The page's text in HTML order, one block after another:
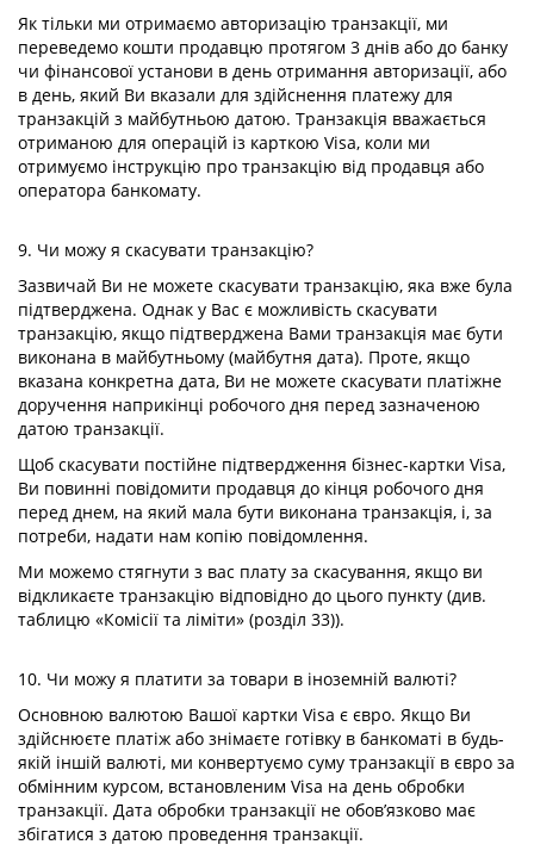
Як тільки ми отримаємо авторизацію транзакції, ми
переведемо кошти продавцю протягом 3 днів або до банку
чи фінансової установи в день отримання авторизації, або
в день, який Ви вказали для здійснення платежу для
транзакцій з майбутньою датою. Транзакція вважається
отриманою для операцій із карткою Visa, коли ми
отримуємо інструкцію про транзакцію від продавця або
оператора банкомату.
9. Чи можу я скасувати транзакцію?
Зазвичай Ви не можете скасувати транзакцію, яка вже була
підтверджена. Однак у Вас є можливість скасувати
транзакцію, якщо підтверджена Вами транзакція має бути
виконана в майбутньому (майбутня дата). Проте, якщо
вказана конкретна дата, Ви не можете скасувати платіжне
доручення наприкінці робочого дня перед зазначеною
датою транзакції.
Щоб скасувати постійне підтвердження бізнес-картки Visa,
Ви повинні повідомити продавця до кінця робочого дня
перед днем, на який мала бути виконана транзакція, і, за
потреби, надати нам копію повідомлення.
Ми можемо стягнути з вас плату за скасування, якщо ви
відкликаєте транзакцію відповідно до цього пункту (див.
таблицю «Комісії та ліміти» (розділ 33)).
10. Чи можу я платити за товари в іноземній валюті?
Основною валютою Вашої картки Visa є євро. Якщо Ви
здійснюєте платіж або знімаєте готівку в банкоматі в будь-
якій іншій валюті, ми конвертуємо суму транзакції в євро за
обмінним курсом, встановленим Visa на день обробки
транзакції. Дата обробки транзакції не обов’язково має
збігатися з датою проведення транзакції.